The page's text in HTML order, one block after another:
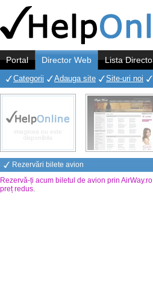
Portal Director Web Lista
Categorii Adauga site Site-uri noi
Rezervări bilete avion
Rezervă-ți acum biletul de avion prin
preț redus.